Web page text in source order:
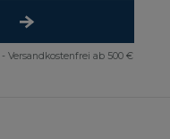
- Versandkostenfrei ab 500 €